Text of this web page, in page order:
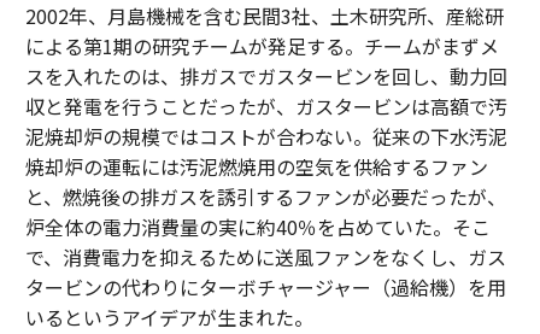
2002年、月島機械を含む民間3社、土木研究所、産総研
による第1期の研究チームが発足する。チームがまずメ
スを入れたのは、排ガスでガスタービンを回し、動力回
収と発電を行うことだったが、ガスタービンは高額で汚
泥焼却炉の規模ではコストが合わない。従来の下水汚泥
焼却炉の運転には汚泥燃焼用の空気を供給するファン
と、燃焼後の排ガスを誘引するファンが必要だったが、
炉全体の電力消費量の実に約40％を占めていた。そこ
で、消費電力を抑えるために送風ファンをなくし、ガス
タービンの代わりにターボチャージャー（過給機）を用
いるというアイデアが生まれた。